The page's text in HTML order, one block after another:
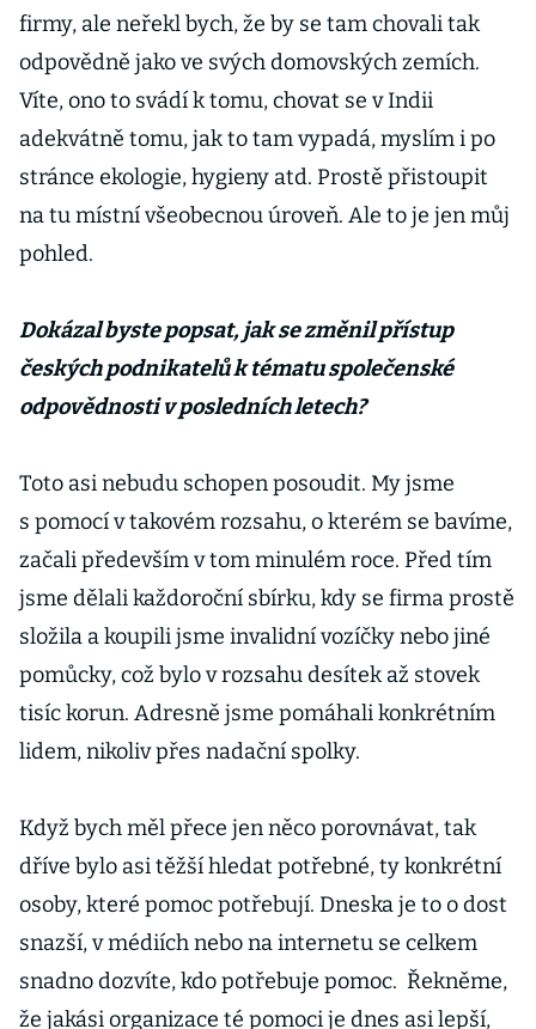
firmy, ale neřekl bych, že by se tam chovali tak
odpovědně jako ve svých domovských zemích.
Víte, ono to svádí k tomu, chovat se v Indii
adekvátně tomu, jak to tam vypadá, myslím i po
stránce ekologie, hygieny atd. Prostě přistoupit
na tu místní všeobecnou úroveň. Ale to je jen můj
pohled.
Dokázal byste popsat, jak se změnil přístup
českých podnikatelů k tématu společenské
odpovědnosti v posledních letech?
Toto asi nebudu schopen posoudit. My jsme
s pomocí v takovém rozsahu, o kterém se bavíme,
začali především v tom minulém roce. Před tím
jsme dělali každoroční sbírku, kdy se firma prostě
složila a koupili jsme invalidní vozíčky nebo jiné
pomůcky, což bylo v rozsahu desítek až stovek
tisíc korun. Adresně jsme pomáhali konkrétním
lidem, nikoliv přes nadační spolky.
Když bych měl přece jen něco porovnávat, tak
dříve bylo asi těžší hledat potřebné, ty konkrétní
osoby, které pomoc potřebují. Dneska je to o dost
snazší, v médiích nebo na internetu se celkem
snadno dozvíte, kdo potřebuje pomoc. Řekněme,
že jakási organizace té pomoci je dnes asi lepší,